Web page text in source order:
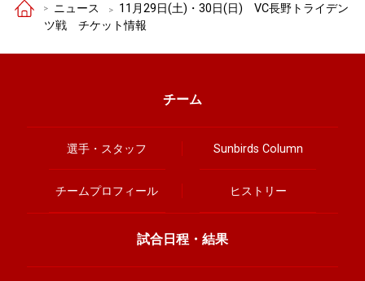
ニュース
11月29日(土)・30日(日) VC長野トライデン
ツ戦 チケット情報
チーム
選手・スタッフ Sunbirds Column
チームプロフィール ヒストリー
試合日程・結果